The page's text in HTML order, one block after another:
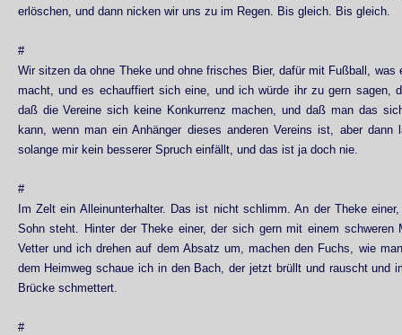
erlöschen, und dann nicken wir uns zu im Regen. Bis gleich. Bis gleich.
#
Wir sitzen da ohne Theke und ohne frisches Bier, dafür mit Fußball, was
macht, und es echauffiert sich eine, und ich würde ihr zu gern sagen,
daß die Vereine sich keine Konkurrenz machen, und daß man das
kann, wenn man ein Anhänger dieses anderen Vereins ist, aber dann
solange mir kein besserer Spruch einfällt, und das ist ja doch nie.
#
Im Zelt ein Alleinunterhalter. Das ist nicht schlimm. An der Theke
Sohn steht. Hinter der Theke einer, der sich gern mit einem schweren
Vetter und ich drehen auf dem Absatz um, machen den Fuchs, wie
dem Heimweg schaue ich in den Bach, der jetzt brüllt und rauscht und
Brücke schmettert.
#